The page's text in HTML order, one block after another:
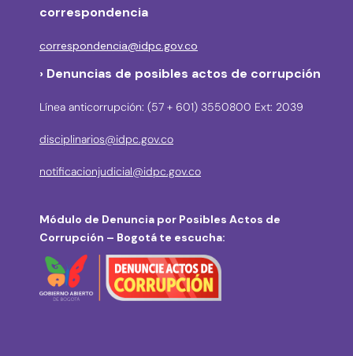
correspondencia
correspondencia@idpc.gov.co
› Denuncias de posibles actos de corrupción
Línea anticorrupción: (57 + 601) 3550800 Ext: 2039
disciplinarios@idpc.gov.co
notificacionjudicial@idpc.gov.co
Módulo de Denuncia por Posibles Actos de
Corrupción – Bogotá te escucha: